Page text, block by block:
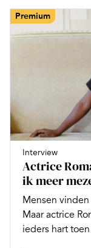
Premium
Interview
Actrice
ik meer
Mensen
Maar actrice
ieders hart